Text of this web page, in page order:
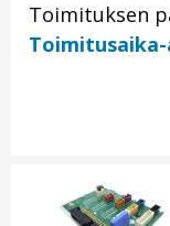
Toimituksen